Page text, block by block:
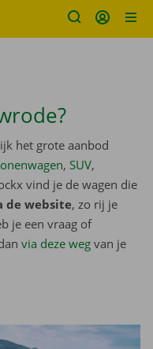
het grote aanbod
, SUV,
vind je de wagen die
de website, zo rij je
je een vraag of
via deze weg van je